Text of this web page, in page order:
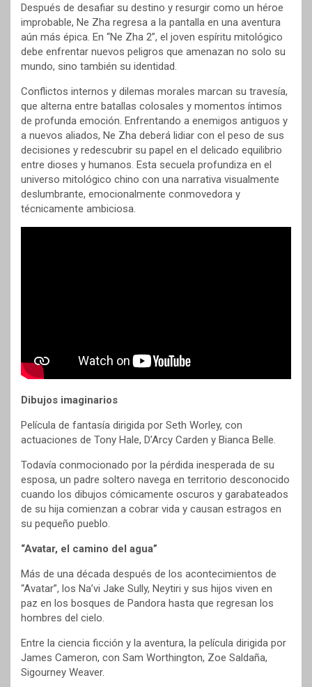
Después de desafiar su destino y resurgir como un héroe
improbable, Ne Zha regresa a la pantalla en una aventura
aún más épica. En “Ne Zha 2”, el joven espíritu mitológico
debe enfrentar nuevos peligros que amenazan no solo su
mundo, sino también su identidad.
Conflictos internos y dilemas morales marcan su travesía,
que alterna entre batallas colosales y momentos íntimos
de profunda emoción. Enfrentando a enemigos antiguos y
a nuevos aliados, Ne Zha deberá lidiar con el peso de sus
decisiones y redescubrir su papel en el delicado equilibrio
entre dioses y humanos. Esta secuela profundiza en el
universo mitológico chino con una narrativa visualmente
deslumbrante, emocionalmente conmovedora y
técnicamente ambiciosa.
Dibujos imaginarios
Película de fantasía dirigida por Seth Worley, con
actuaciones de Tony Hale, D’Arcy Carden y Bianca Belle.
Todavía conmocionado por la pérdida inesperada de su
esposa, un padre soltero navega en territorio desconocido
cuando los dibujos cómicamente oscuros y garabateados
de su hija comienzan a cobrar vida y causan estragos en
su pequeño pueblo.
“Avatar, el camino del agua”
Más de una década después de los acontecimientos de
“Avatar”, los Na’vi Jake Sully, Neytiri y sus hijos viven en
paz en los bosques de Pandora hasta que regresan los
hombres del cielo.
Entre la ciencia ficción y la aventura, la película dirigida por
James Cameron, con Sam Worthington, Zoe Saldaña,
Sigourney Weaver.